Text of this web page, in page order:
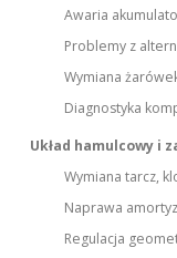
Awaria
Problemy z
Wymiana
Diagnostyka
Układ hamulcowy i
Wymiana tarcz,
Naprawa
Regulacja